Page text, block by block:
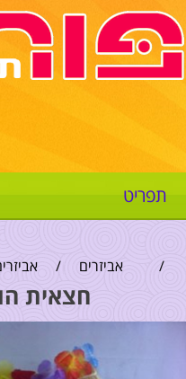
תפריט
/ אביזרים /
חצאית